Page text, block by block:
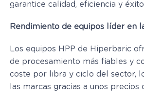
garantice calidad, eficiencia y
Rendimiento de equipos líder en
Los equipos HPP de Hiperbaric
de procesamiento más fiables y
coste por libra y ciclo del sector,
las marcas gracias a unos